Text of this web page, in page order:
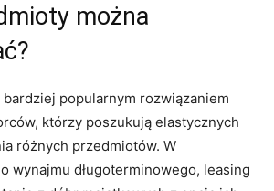
można
popularnym rozwiązaniem
którzy poszukują elastycznych
różnych przedmiotów.⁣ W‌
wynajmu długoterminowego, leasing